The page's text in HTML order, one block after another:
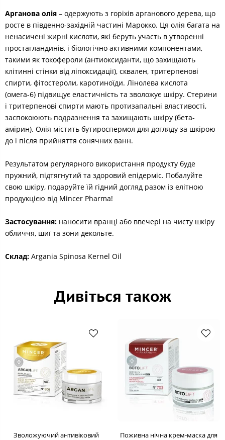
Арганова олія – одержують з горіхів арганового дерева, що
росте в південно-західній частині Марокко. Ця олія багата на
ненасичені жирні кислоти, які беруть участь в утворенні
простагландинів, і біологічно активними компонентами,
такими як токофероли (антиоксиданти, що захищають
клітинні стінки від ліпоксидації), сквален, тритерпенові
спирти, фітостероли, каротиноїди. Лінолева кислота
(омега-6) підвищує еластичність та зволожує шкіру. Стерини
і тритерпенові спирти мають протизапальні властивості,
заспокоюють подразнення та захищають шкіру (бета-
амірин). Олія містить бутироспермол для догляду за шкірою
до і після прийняття сонячних ванн.
Результатом регулярного використання продукту буде
пружний, підтягнутий та здоровий епідерміс. Побалуйте
свою шкіру, подаруйте їй гідний догляд разом із елітною
продукцією від Mincer Pharma!
Застосування: наносити вранці або ввечері на чисту шкіру
обличчя, шиї та зони декольте.
Склад: Argania Spinosa Kernel Oil
Дивіться також
Зволожуючий антивіковий
Поживна нічна крем-маска для